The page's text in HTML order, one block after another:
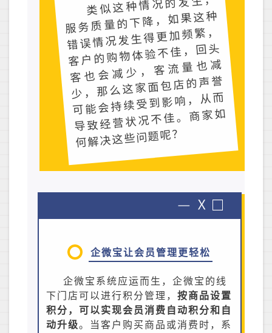
类似这种情况的发生，
服务质量的下降，如果这种
错误情况发生得更加频繁，
客户的购物体验不佳，回头
客
也
会
减
少
，
客
流
量
也减
少，那么这家面包店的声誉
可能会持续受到影响，从而
导致经营状况不佳。商家如
何解决这些问题呢？
企微宝让会员管理更轻松
企微宝系统应运而生，企微宝的线
下门店可以进行积分管理， 按商品设置
积分，可以实现会员消费自动积分和自
动升级。当客户购买商品或消费时，系